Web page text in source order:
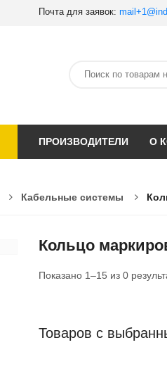
Почта для заявок:
ПРОИЗВОДИТЕЛИ О
Кабельные системы
Кольцо
Показано 1–15 из 0
Товаров с